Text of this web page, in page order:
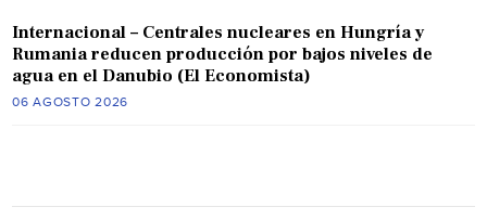
Internacional – Centrales nucleares en Hungría y
Rumania reducen producción por bajos niveles de
agua en el Danubio (El Economista)
06 AGOSTO 2026